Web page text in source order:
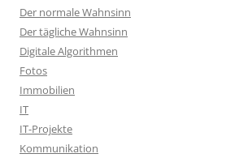
Der normale Wahnsinn
Der tägliche Wahnsinn
Digitale Algorithmen
Fotos
Immobilien
IT
IT-Projekte
Kommunikation